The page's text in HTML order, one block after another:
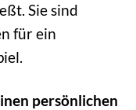
Sie sind
für ein
persönlichen